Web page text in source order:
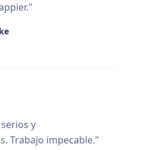
"
y
Trabajo impecable."